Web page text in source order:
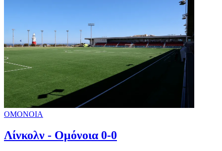
ΟΜΟΝΟΙΑ
Λίνκολν - Ομόνοια 0-0